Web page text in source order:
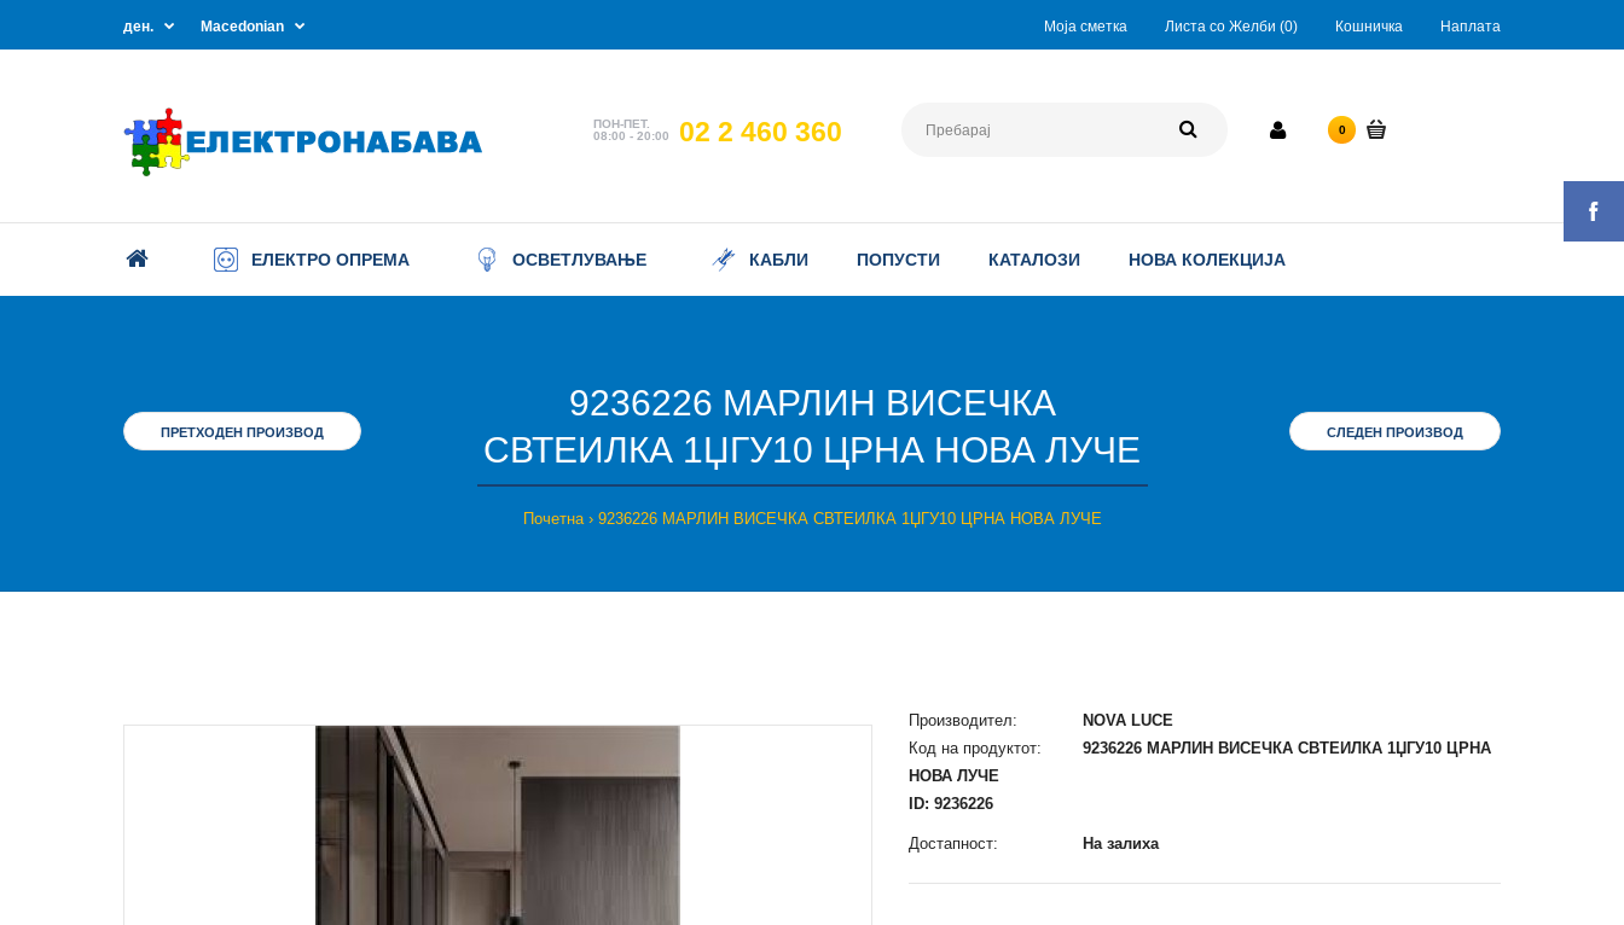
Моја сметка Листа со Желби (0) Кошничка Наплата
ден. Macedonian
ПОН-ПЕТ.
08:00 - 20:00
02 2 460 360 0
ЕЛЕКТРО ОПРЕМА ОСВЕТЛУВАЊЕ КАБЛИ ПОПУСТИ КАТАЛОЗИ НОВА КОЛЕКЦИЈА
ПРЕТХОДЕН ПРОИЗВОД
9236226 МАРЛИН ВИСЕЧКА
СВТЕИЛКА 1ЏГУ10 ЦРНА НОВА ЛУЧЕ
Почетна 9236226 МАРЛИН ВИСЕЧКА СВТЕИЛКА 1ЏГУ10 ЦРНА НОВА ЛУЧЕ
СЛЕДЕН ПРОИЗВОД
Производител:
NOVA LUCE
Код на продуктот:
9236226 МАРЛИН ВИСЕЧКА СВТЕИЛКА 1ЏГУ10 ЦРНА
НОВА ЛУЧЕ
ID: 9236226
Достапност: На залиха